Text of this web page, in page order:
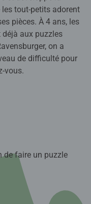
les tout-petits adorent
pièces. À 4 ans, les
aux puzzles
on a
de difficulté pour
vous.